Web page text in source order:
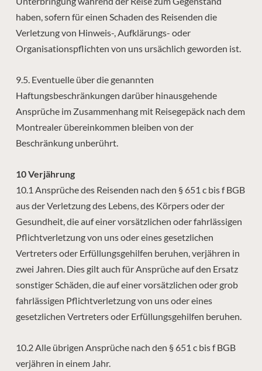
haben, sofern für einen Schaden des Reisenden die
Verletzung von Hinweis-, Aufklärungs- oder
Organisationspflichten von uns ursächlich geworden ist.
9.5. Eventuelle über die genannten
Haftungsbeschränkungen darüber hinausgehende
Ansprüche im Zusammenhang mit Reisegepäck nach dem
Montrealer übereinkommen bleiben von der
Beschränkung unberührt.
10 Verjährung
10.1 Ansprüche des Reisenden nach den § 651 c bis f BGB
aus der Verletzung des Lebens, des Körpers oder der
Gesundheit, die auf einer vorsätzlichen oder fahrlässigen
Pflichtverletzung von uns oder eines gesetzlichen
Vertreters oder Erfüllungsgehilfen beruhen, verjähren in
zwei Jahren. Dies gilt auch für Ansprüche auf den Ersatz
sonstiger Schäden, die auf einer vorsätzlichen oder grob
fahrlässigen Pflichtverletzung von uns oder eines
gesetzlichen Vertreters oder Erfüllungsgehilfen beruhen.
10.2 Alle übrigen Ansprüche nach den § 651 c bis f BGB
verjähren in einem Jahr.